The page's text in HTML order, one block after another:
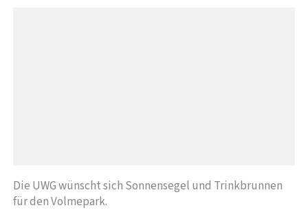
Die UWG wünscht sich Sonnensegel und Trinkbrunnen
für den Volmepark.